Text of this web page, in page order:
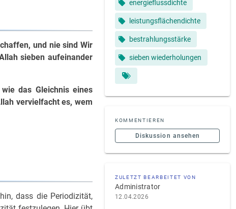
energieflussdichte
leistungsflächendichte
bestrahlungsstärke
sieben wiederholungen
KOMMENTIEREN
Diskussion ansehen
ZULETZT BEARBEITET VON
Administrator
12.04.2026
und nie sind Wir
sieben aufeinander
das Gleichnis eines
vervielfacht es, wem
hin, dass die Periodizität,